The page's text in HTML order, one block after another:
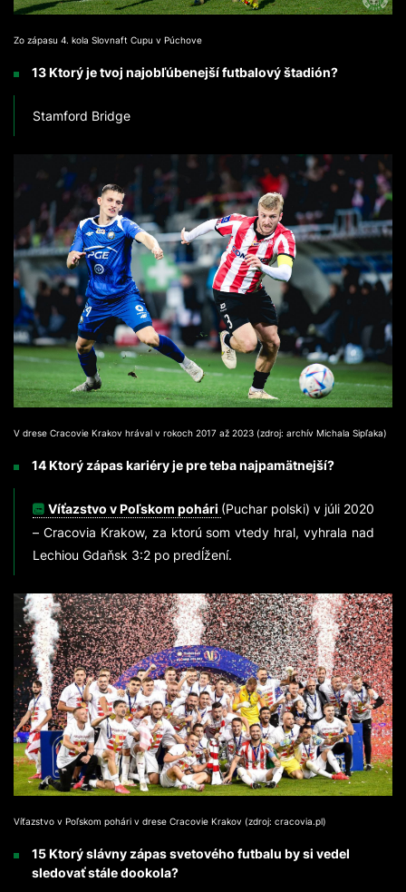
Zo zápasu 4. kola Slovnaft Cupu v Púchove
13 Ktorý je tvoj najobľúbenejší futbalový štadión?
Stamford Bridge
V drese Cracovie Krakov hrával v rokoch 2017 až 2023 (zdroj: archív Michala Sipľaka)
14 Ktorý zápas kariéry je pre teba najpamätnejší?
Víťazstvo v Poľskom pohári (Puchar polski) v júli 2020
– Cracovia Krakow, za ktorú som vtedy hral, vyhrala nad
Lechiou Gdaňsk 3:2 po predĺžení.
Víťazstvo v Poľskom pohári v drese Cracovie Krakov (zdroj: cracovia.pl)
15 Ktorý slávny zápas svetového futbalu by si vedel
sledovať stále dookola?